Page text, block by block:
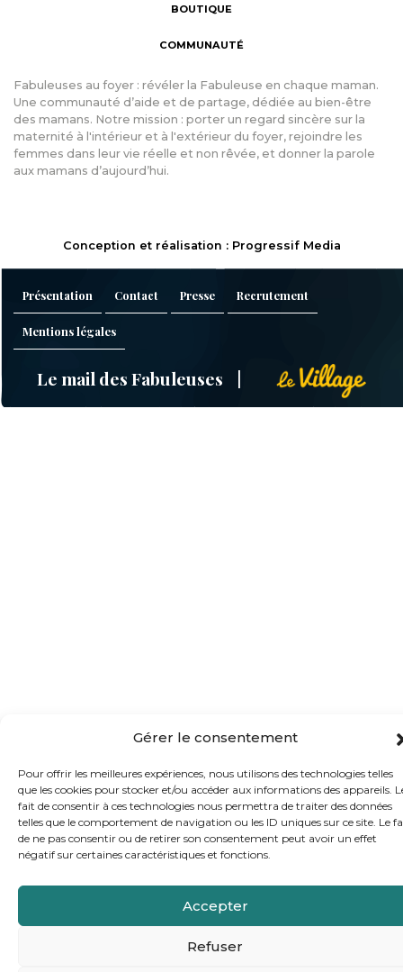
Gérer le consentement
Pour offrir les meilleures expériences, nous utilisons des technologies telles
que les cookies pour stocker et/ou accéder aux informations des appareils.
fait de consentir à ces technologies nous permettra de traiter des données
telles que le comportement de navigation ou les ID uniques sur ce site. Le
de ne pas consentir ou de retirer son consentement peut avoir un effet
négatif sur certaines caractéristiques et fonctions.
Accepter
Refuser
BOUTIQUE
COMMUNAUTÉ
Fabuleuses au foyer : révéler la Fabuleuse en chaque maman.
Une communauté d’aide et de partage, dédiée au bien-être
des mamans. Notre mission : porter un regard sincère sur la
maternité à l'intérieur et à l'extérieur du foyer, rejoindre les
femmes dans leur vie réelle et non rêvée, et donner la parole
aux mamans d’aujourd’hui.
Conception et réalisation : Progressif Media
Présentation Contact Presse Recrutement
Mentions légales
Le mail des Fabuleuses